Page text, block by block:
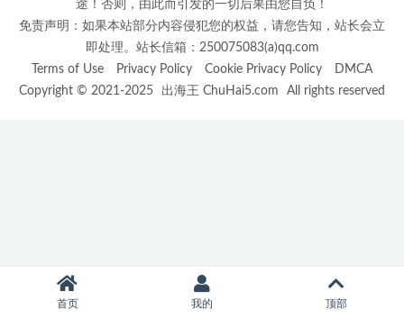
途！否则，由此而引发的一切后果由您自负！
免责声明：如果本站部分内容侵犯您的权益，请您告知，站长会立
即处理。站长信箱：250075083(a)qq.com
Terms of Use
Privacy Policy Cookie Privacy Policy
DMCA
Copyright © 2021-2025
出海王 ChuHai5.com All rights reserved
首页 我的 顶部